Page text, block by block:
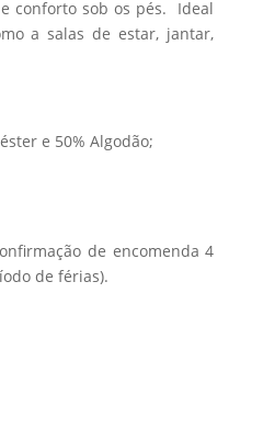
conforto sob os pés. Ideal
a salas de estar, jantar,
e 50% Algodão;
de encomenda 4
de férias).